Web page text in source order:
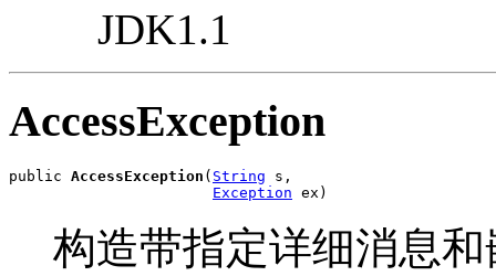
JDK1.1
AccessException
public AccessException ( String s,
Exception ex)
构造带指定详细消息